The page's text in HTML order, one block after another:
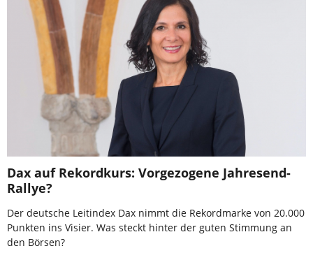
Dax auf Rekordkurs: Vorgezogene Jahresend-
Rallye?
Der deutsche Leitindex Dax nimmt die Rekordmarke von 20.000
Punkten ins Visier. Was steckt hinter der guten Stimmung an
den Börsen?